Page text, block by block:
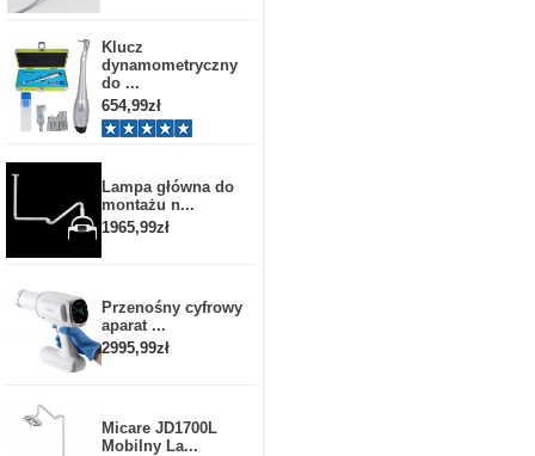
Klucz
dynamometryczny
do ...
654,99zł
Lampa główna do
montażu n...
1965,99zł
Przenośny cyfrowy
aparat ...
2995,99zł
Micare JD1700L
Mobilny La...